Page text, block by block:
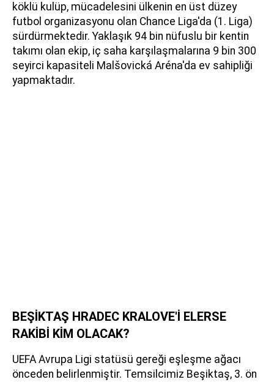
köklü kulüp, mücadelesini ülkenin en üst düzey
futbol organizasyonu olan Chance Liga'da (1. Liga)
sürdürmektedir. Yaklaşık 94 bin nüfuslu bir kentin
takımı olan ekip, iç saha karşılaşmalarına 9 bin 300
seyirci kapasiteli Malšovická Aréna'da ev sahipliği
yapmaktadır.
BEŞİKTAŞ HRADEC KRALOVE'İ ELERSE
RAKİBİ KİM OLACAK?
UEFA Avrupa Ligi statüsü gereği eşleşme ağacı
önceden belirlenmiştir. Temsilcimiz Beşiktaş, 3. ön